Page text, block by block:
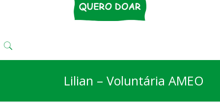
Lilian – Voluntária AMEO